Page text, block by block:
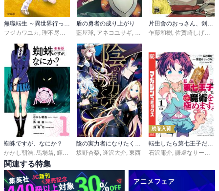
無職転生 ～異世界行ったら本気だす～
フジカワユカ , 理不尽な孫の手 ,シロタカ
盾の勇者の成り上がり
藍屋球, アネコユサギ, 弥南せいら
片田舎のおっさん、剣聖になる～ただの田舎の剣術師範だったのに、大成した弟子たちが俺を放ってくれない件～
乍藤和樹, 佐賀崎しげる
蜘蛛ですが、なにか？
かかし朝浩 馬場翁 輝竜司
坂野杏梨 逢沢大介 東西
続巻入荷
石沢庸介 謙虚なサークル
関連する特集